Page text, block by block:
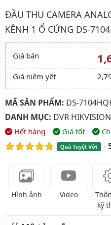
Hình ảnh đại diện của sản
ĐẦU THU CAMERA
KÊNH 1 Ổ CỨNG DS-
Giá và
Giá bán
Giá niêm yết
MÃ SẢN PHẨM: DS-
DANH MỤC: DVR HIKVISION
Hết hàng Giá tốt
Quá Tuyệt Vời -
Hình ảnh Video
kỹ